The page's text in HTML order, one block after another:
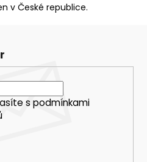
v České republice.
s podmínkami